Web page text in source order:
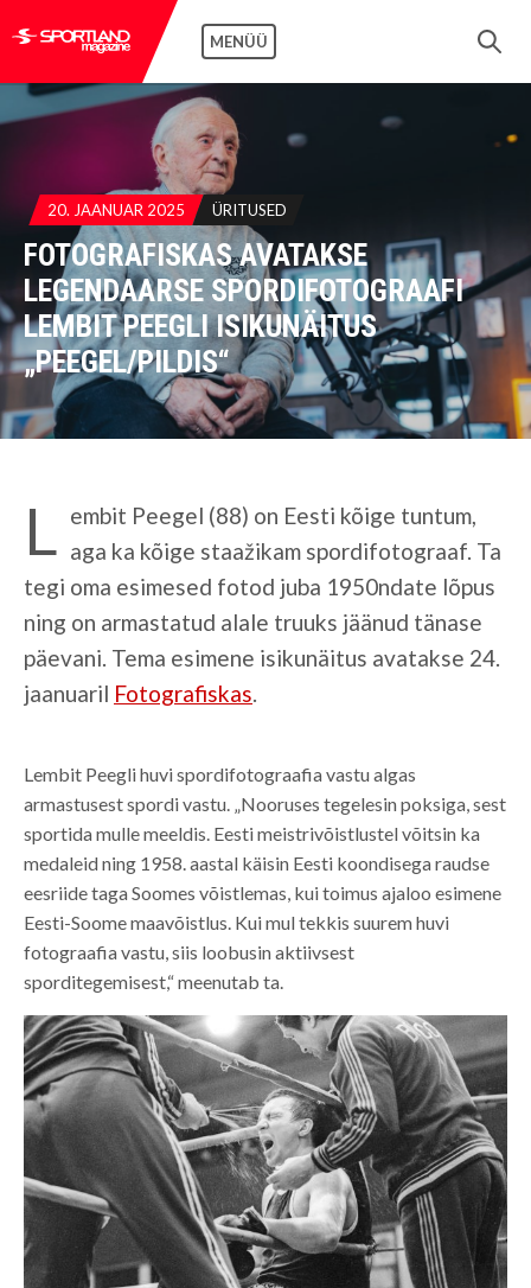
MENÜÜ
20. JAANUAR 2025 ÜRITUSED
FOTOGRAFISKAS AVATAKSE
LEGENDAARSE SPORDIFOTOGRAAFI
LEMBIT PEEGLI ISIKUNÄITUS
„PEEGEL/PILDIS“
L embit Peegel (88) on Eesti kõige tuntum,
aga ka kõige staažikam spordifotograaf. Ta
tegi oma esimesed fotod juba 1950ndate lõpus
ning on armastatud alale truuks jäänud tänase
päevani. Tema esimene isikunäitus avatakse 24.
jaanuaril Fotografiskas.
Lembit Peegli huvi spordifotograafia vastu algas
armastusest spordi vastu. „Nooruses tegelesin poksiga, sest
sportida mulle meeldis. Eesti meistrivõistlustel võitsin ka
medaleid ning 1958. aastal käisin Eesti koondisega raudse
eesriide taga Soomes võistlemas, kui toimus ajaloo esimene
Eesti-Soome maavõistlus. Kui mul tekkis suurem huvi
fotograafia vastu, siis loobusin aktiivsest
sporditegemisest,“ meenutab ta.